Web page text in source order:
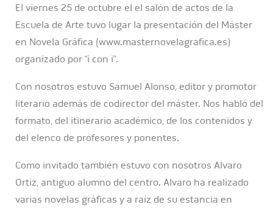
El viernes 25 de octubre el el salón de actos de la
Escuela de Arte tuvo lugar la presentación del Máster
en Novela Gráfica (www.masternovelagrafica.es)
organizado por “i con i”.
Con nosotros estuvo Samuel Alonso, editor y promotor
literario además de codirector del máster. Nos habló del
formato, del itinerario académico, de los contenidos y
del elenco de profesores y ponentes.
Como invitado también estuvo con nosotros Alvaro
Ortiz, antiguo alumno del centro. Alvaro ha realizado
varias novelas gráficas y a raíz de su estancia en